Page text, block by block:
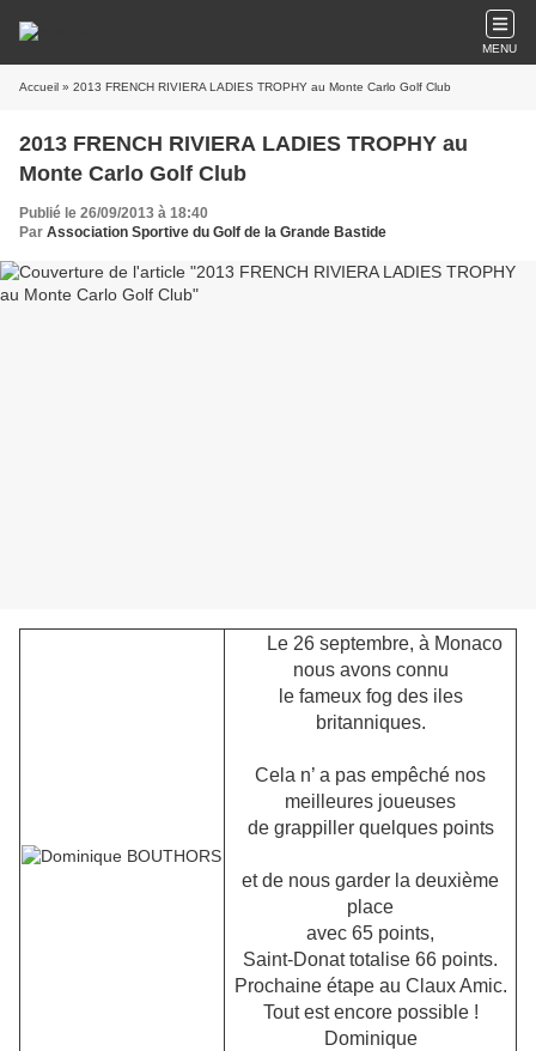
MENU
Accueil » 2013 FRENCH RIVIERA LADIES TROPHY au Monte Carlo Golf Club
2013 FRENCH RIVIERA LADIES TROPHY au
Monte Carlo Golf Club
Publié le 26/09/2013 à 18:40
Par Association Sportive du Golf de la Grande Bastide
Le 26 septembre, à Monaco
nous avons connu
le fameux fog des iles
britanniques.
Cela n’ a pas empêché nos
meilleures joueuses
de grappiller quelques points
et de nous garder la deuxième
place
avec 65 points,
Saint-Donat totalise 66 points.
Prochaine étape au Claux Amic.
Tout est encore possible !
Dominique